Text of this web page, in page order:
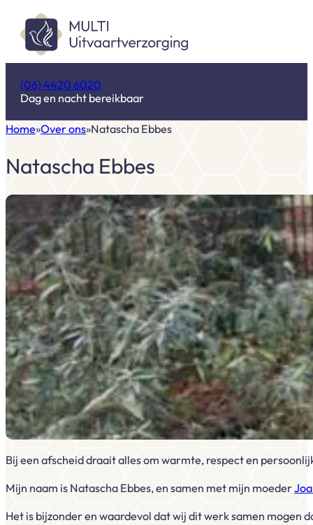
(06) 4420 6020
Dag en nacht bereikbaar
Home Over ons Natascha Ebbes
Natascha Ebbes
Bij een afscheid draait alles om warmte, respect en
Mijn naam is Natascha Ebbes, en samen met mijn moeder
Het is bijzonder en waardevol dat wij dit werk samen mogen